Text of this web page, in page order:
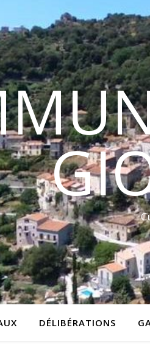
DÉLIBÉRATIONS